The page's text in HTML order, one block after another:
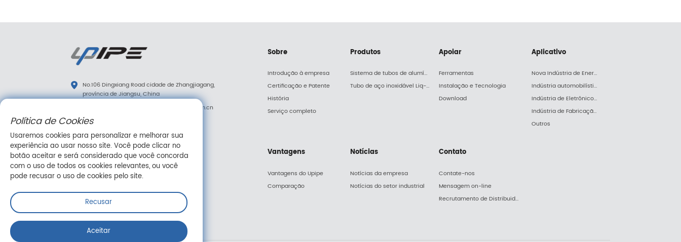
No.106 Dingxiang Road cidade de Zhangjiagang,
província de Jiangsu, China
info@upipe.com.cn
+86 13773239813
+86 13773239813
Siga-nos
Mensagem online
Sobre
Introdução à empresa
Certificação e Patente
História
Serviço completo
Vantagens
Vantagens do Upipe
Comparação
Produtos
Sistema de tubos de alumínio Upipe
Tubo de aço inoxidável Liq-pipe
Notícias
Notícias da empresa
Notícias do setor industrial
Apoiar
Ferramentas
Instalação e Tecnologia
Download
Contato
Contate-nos
Mensagem on-line
Recrutamento de Distribuidores
Aplicativo
Nova Indústria de Energia
Indústria automobilística
Indústria de Eletrônicos e Eletrodomésticos
Indústria de Fabricação de Máquinas
Outros
Política de Cookies
Usaremos cookies para personalizar e melhorar sua
experiência ao usar nosso site. Você pode clicar no
botão aceitar e será considerado que você concorda
com o uso de todos os cookies relevantes, ou você
pode recusar o uso de cookies pelo site.
Recusar
Aceitar